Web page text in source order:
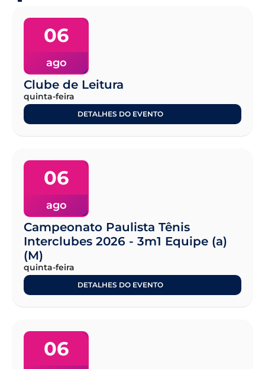
06
ago
Clube de Leitura
quinta-feira
DETALHES DO EVENTO
06
ago
Campeonato Paulista Tênis
Interclubes 2026 - 3m1 Equipe (a)
(M)
quinta-feira
DETALHES DO EVENTO
06